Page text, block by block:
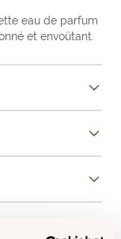
eau de parfum
et envoûtant.